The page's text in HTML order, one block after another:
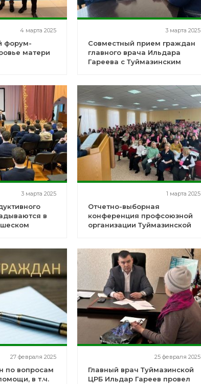
4 марта 2025
форум-
матери
3 марта 2025
Совместный прием граждан
главного врача Ильдара
Гареева с Туймазинским
3 марта 2025
в
1 марта 2025
Отчетно-выборная
конференция профсоюзной
организации Туймазинской
27 февраля 2025
по вопросам
в т.ч.
25 февраля 2025
Главный врач Туймазинской
ЦРБ Ильдар Гареев провел